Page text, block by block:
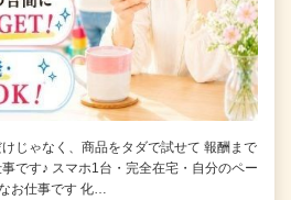
じゃなく、商品をタダで試せて 報酬まで
です♪ スマホ1台・完全在宅・自分のペー
お仕事です 化…